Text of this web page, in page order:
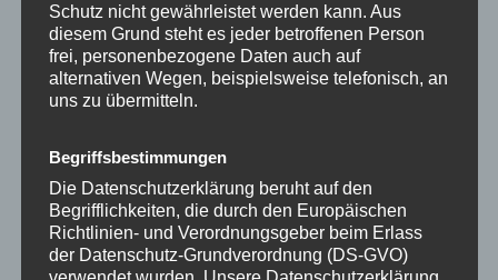
Die 2 bis 3 Jahre für eine neue Identität
Eine neue Gewohnheit ist aber noch keine
neue Identität. Wenn du dich von der
selbstbewussten Leaderin entwickeln willst,
reicht es nicht, 66 Tage lang anders zu denken.
Entwicklungspsychologische Langzeitstudien
zeigen, dass dieKonsolidierung einer neuen
Schutz nicht gewährleistet werden kann. Aus
diesem Grund steht es jeder betroffenen Person
frei, personenbezogene Daten auch auf
alternativen Wegen, beispielsweise telefonisch, an
uns zu übermitteln.
Begriffsbestimmungen
Die Datenschutzerklärung beruht auf den
Begrifflichkeiten, die durch den Europäischen
Richtlinien- und Verordnungsgeber beim Erlass
der Datenschutz-Grundverordnung (DS-GVO)